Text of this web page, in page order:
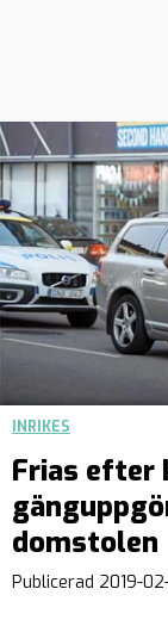
INRIKES
Frias efter
domstolen
Publicerad 2019-